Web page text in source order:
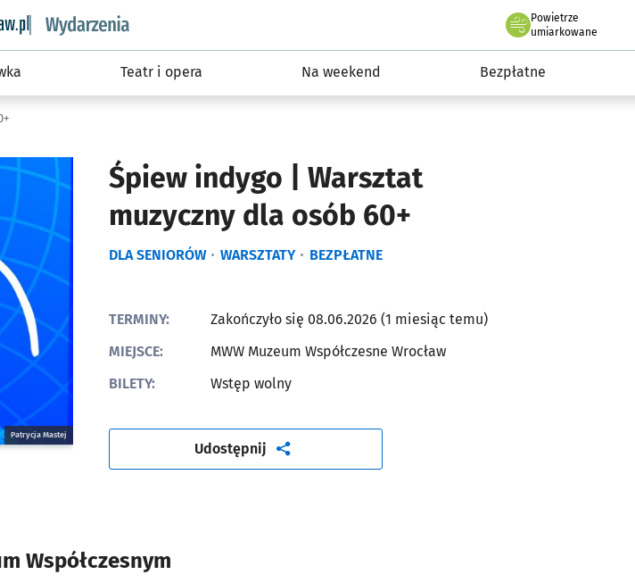
wroclaw.pl podserwis: Wydarzenia
Powietrze
we Wrocławiu
umiarkowane
Teatr i opera Na weekend Bezpłatne
Śpiew indygo | Warsztat
muzyczny dla osób 60+
DLA SENIORÓW WARSZTATY BEZPŁATNE
Patrycja Mastej
TERMINY:
Zakończyło się 08.06.2026 (1 miesiąc temu)
MIEJSCE:
MWW Muzeum Współczesne Wrocław
BILETY:
Wstęp wolny
Udostępnijartykuł
Współczesnym